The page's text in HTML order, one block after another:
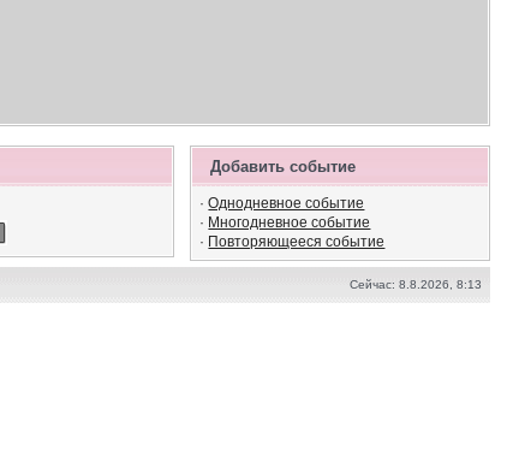
Добавить событие
·Однодневное событие
· Многодневное событие
· Повторяющееся событие
Сейчас: 8.8.2026, 8:13